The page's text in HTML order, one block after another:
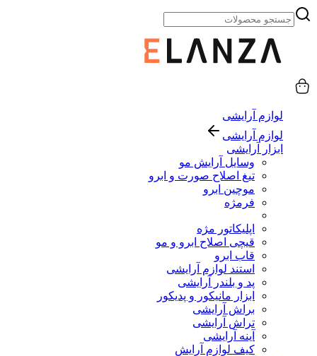
لوازم آرایشی
لوازم آرایشی
ابزار آرایشی
وسایل آرایش مو
تیغ اصلاح صورت و ابرو
موچین ابرو
فرمژه
اپلیکاتور مژه
قیچی اصلاح ابرو و مو
قاب ابرو
استند لوازم آرایشی
پد و بلندر آرایشی
ابزار مانیکور و پدیکور
براش آرایشی
تراش آرایشی
آینه آرایشی
کیف لوازم آرایش